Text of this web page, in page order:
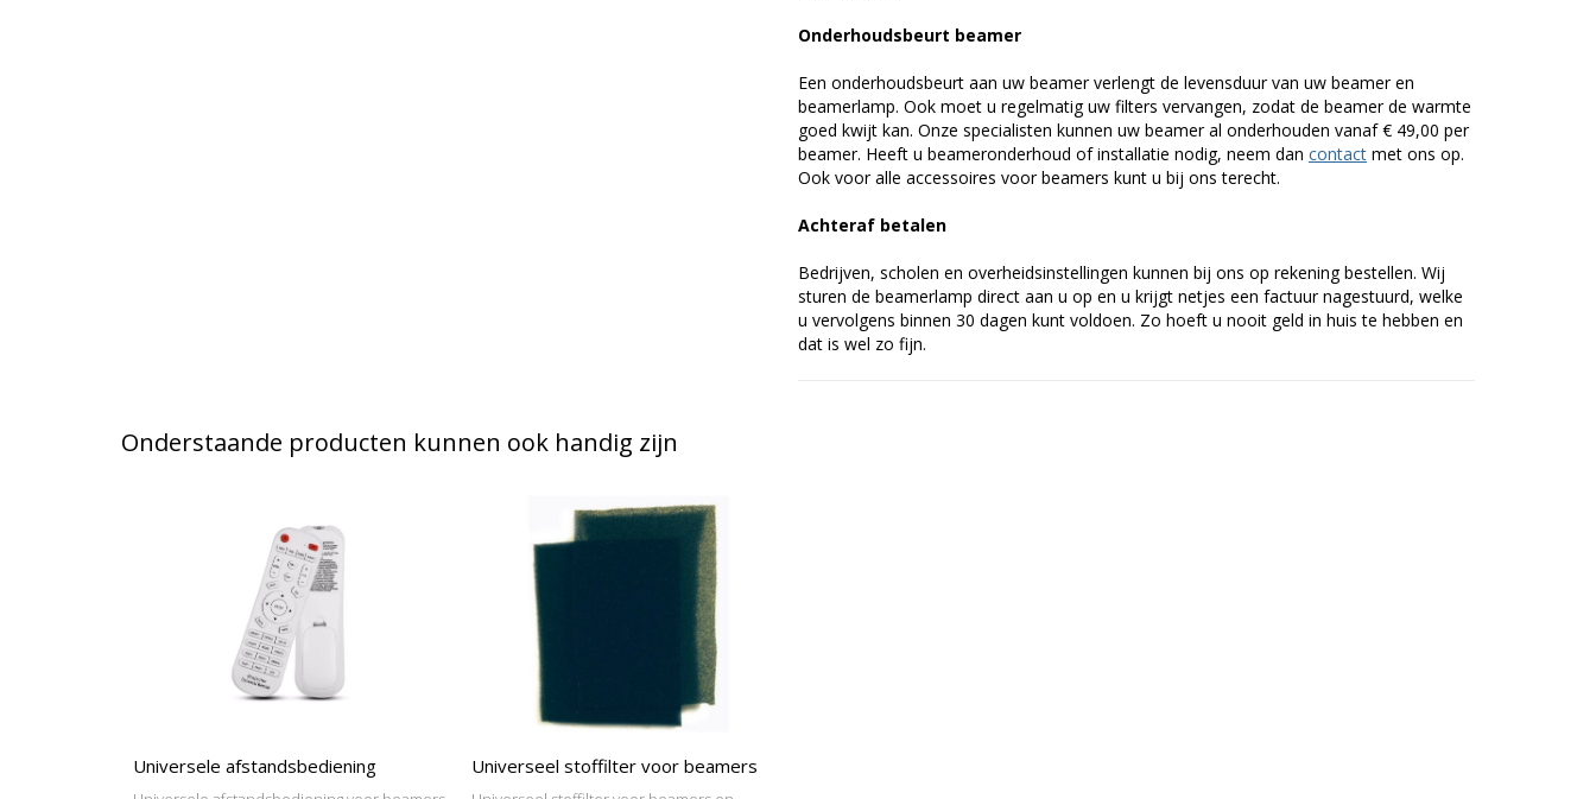
Onderhoudsbeurt beamer
Een onderhoudsbeurt aan uw beamer verlengt de levensduur van uw beamer en
beamerlamp. Ook moet u regelmatig uw filters vervangen, zodat de beamer de warmte
goed kwijt kan. Onze specialisten kunnen uw beamer al onderhouden vanaf € 49,00 per
beamer. Heeft u beameronderhoud of installatie nodig, neem dan contact met ons op.
Ook voor alle accessoires voor beamers kunt u bij ons terecht.
Achteraf betalen
Bedrijven, scholen en overheidsinstellingen kunnen bij ons op rekening bestellen. Wij
sturen de beamerlamp direct aan u op en u krijgt netjes een factuur nagestuurd, welke
u vervolgens binnen 30 dagen kunt voldoen. Zo hoeft u nooit geld in huis te hebben en
dat is wel zo fijn.
Onderstaande producten kunnen ook handig zijn
Universele afstandsbediening Universeel stoffilter voor beamers